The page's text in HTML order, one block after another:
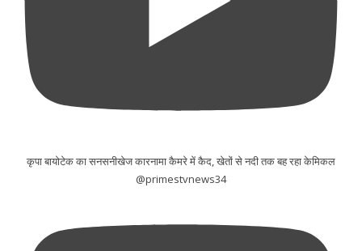
कृपा बायोटेक का सनसनीखेज कारनामा कैमरे में कैद, खेतों से नदी तक बह रहा केमिकल
@primestvnews34